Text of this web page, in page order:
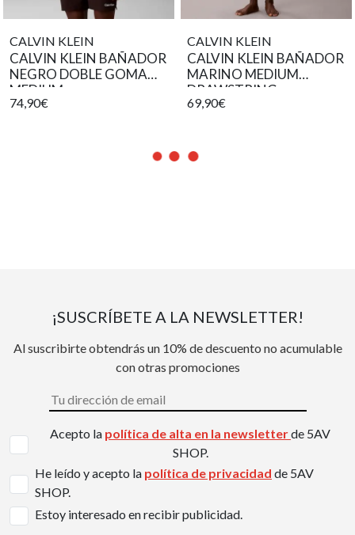
CALVIN KLEIN
CALVIN KLEIN BAÑADOR
NEGRO DOBLE GOMA
MEDIUM
74,90€
CALVIN KLEIN
CALVIN KLEIN BAÑADOR
MARINO MEDIUM
DRAWSTRING
69,90€
¡SUSCRÍBETE A LA NEWSLETTER!
Al suscribirte obtendrás un 10% de descuento no acumulable
con otras promociones
Acepto la política de alta en la newsletterde 5AV
SHOP.
He leído y acepto la política de privacidad de 5AV
SHOP.
Estoy interesado en recibir publicidad.